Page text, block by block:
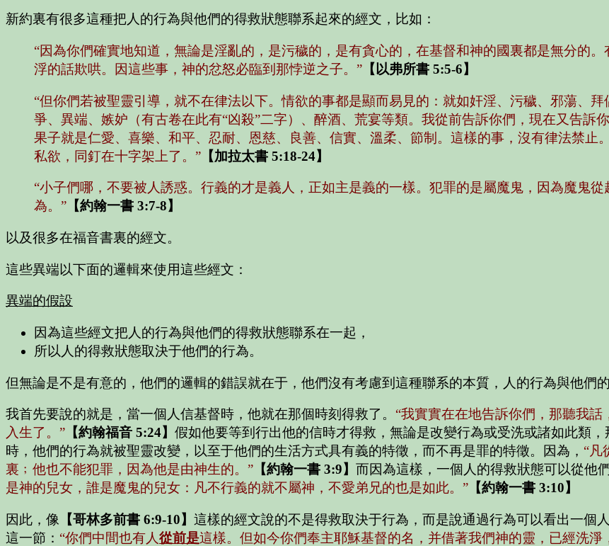
新約裏有很多這種把人的行為與他們的得救狀態聯系起來的經文，比如：
“因為你們確實地知道，無論是淫亂的，是污穢的，是有貪心的，在基督和神的國裏都是無分的
浮的話欺哄。因這些事，神的忿怒必臨到那悖逆之子。” 【以弗所書 5:5-6】
“但你們若被聖靈引導，就不在律法以下。情欲的事都是顯而易見的：就如奸淫、污穢、邪蕩、
爭、異端、嫉妒（有古卷在此有“凶殺”二字）、醉酒、荒宴等類。我從前告訴你們，現在又告訴
果子就是仁愛、喜樂、和平、忍耐、恩慈、良善、信實、溫柔、節制。這樣的事，沒有律法禁止
私欲，同釘在十字架上了。” 【加拉太書 5:18-24】
“小子們哪，不要被人誘惑。行義的才是義人，正如主是義的一樣。犯罪的是屬魔鬼，因為魔鬼
為。” 【約翰一書 3:7-8】
以及很多在福音書裏的經文。
這些異端以下面的邏輯來使用這些經文：
異端的假設
因為這些經文把人的行為與他們的得救狀態聯系在一起，
所以人的得救狀態取決于他們的行為。
但無論是不是有意的，他們的邏輯的錯誤就在于，他們沒有考慮到這種聯系的本質，人的行為與他們
我首先要說的就是，當一個人信基督時，他就在那個時刻得救了。 “我實實在在地告訴你們，那聽我
入生了。” 【約翰福音 5:24】 假如他要等到行出他的信時才得救，無論是改變行為或受洗或諸如此類
時，他們的行為就被聖靈改變，以至于他們的生活方式具有義的特徵，而不再是罪的特徵。因為， “凡
裏﹔他也不能犯罪，因為他是由神生的。” 【約翰一書 3:9】 而因為這樣，一個人的得救狀態可以從他
是神的兒女，誰是魔鬼的兒女：凡不行義的就不屬神，不愛弟兄的也是如此。” 【約翰一書 3:10】
因此，像 【哥林多前書 6:9-10】 這樣的經文說的不是得救取決于行為，而是說通過行為可以看出一個
這一節： “你們中間也有人從前是這樣。但如今你們奉主耶穌基督的名，并借著我們神的靈，已經洗淨